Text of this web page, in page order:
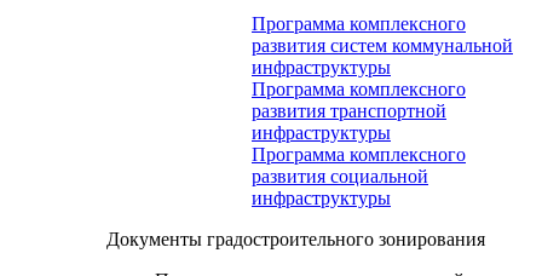
Программа комплексного
развития систем коммунальной
инфраструктуры
Программа комплексного
развития транспортной
инфраструктуры
Программа комплексного
развития социальной
инфраструктуры
Документы градостроительного зонирования